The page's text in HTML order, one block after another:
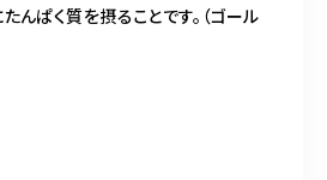
ぱく質を摂ることです。（ゴール